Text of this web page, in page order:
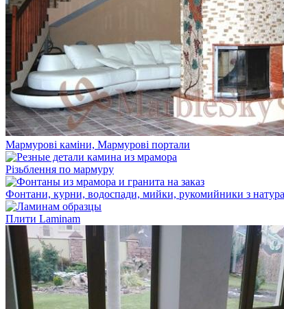
Мармурові каміни, Мармурові портали
Різьблення по мармуру
Фонтани, курни, водоспади, мийки, рукомийники з
Плити Laminam